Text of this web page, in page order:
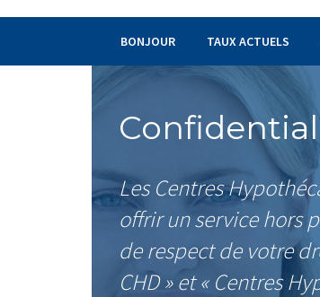
BONJOUR TAUX ACTUELS
Les Centres
offrir un service hors
de respect de votre
CHD » et « Centres